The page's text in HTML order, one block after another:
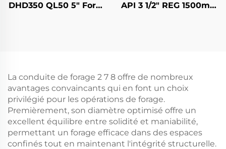
DHD350 QL50 5" Foret
API 3 1/2" REG 1500mm
La conduite de forage 2 7 8 offre de nombreux
avantages convaincants qui en font un choix
privilégié pour les opérations de forage.
Premièrement, son diamètre optimisé offre un
excellent équilibre entre solidité et maniabilité,
permettant un forage efficace dans des espaces
confinés tout en maintenant l'intégrité structurelle.